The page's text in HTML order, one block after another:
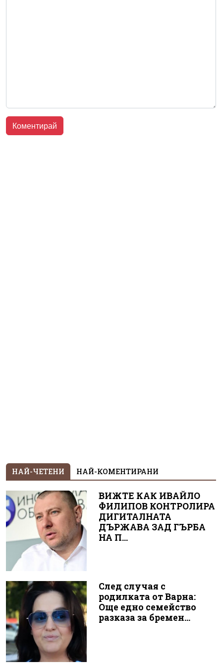
НАЙ-ЧЕТЕНИ НАЙ-КОМЕНТИРАНИ
ВИЖТЕ КАК ИВАЙЛО
ФИЛИПОВ КОНТРОЛИРА
ДИГИТАЛНАТА
ДЪРЖАВА ЗАД ГЪРБА
НА П...
След случая с
родилката от Варна:
Още едно семейство
разказа за бремен...